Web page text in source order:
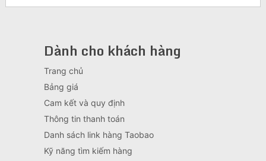
Dành cho khách hàng
Trang chủ
Bảng giá
Cam kết và quy định
Thông tin thanh toán
Danh sách link hàng Taobao
Kỹ năng tìm kiếm hàng